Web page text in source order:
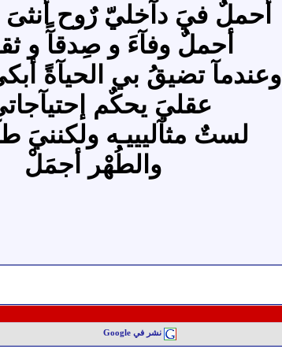
أحملٌ فيَ دآخليّ رٌوح أٌنثىَ
أحملٌ وفآءَ و صِدقآً و
وعندمآ تضيقُ بي الحيآةً
عقليَ يحكٌم
لستٌ مثآليييـه ولكننيَ
والطُهْر أجمَلْ
نشر في Google